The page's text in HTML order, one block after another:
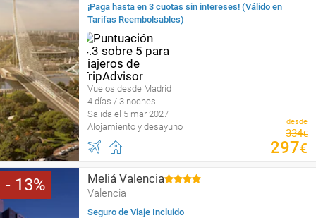
¡Paga hasta en 3 cuotas sin intereses! (Válido en
Tarifas Reembolsables)
Vuelos desde Madrid
4 días / 3 noches
Salida el 5 mar 2027
Alojamiento y desayuno
desde
334€
297€
13 Meliá Valencia
Valencia
Seguro de Viaje Incluido